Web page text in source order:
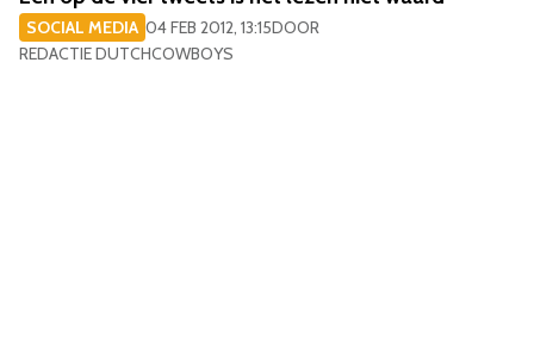
SOCIAL MEDIA 04 FEB 2012, 13:15DOOR
REDACTIE DUTCHCOWBOYS